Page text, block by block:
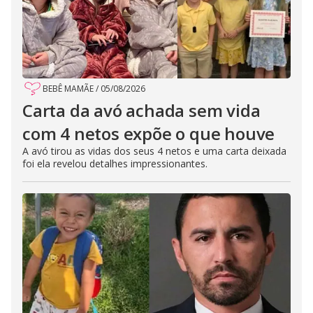
BEBÊ MAMÃE/ 05/08/2026
Carta da avó achada sem vida
com 4 netos expõe o que houve
A avó tirou as vidas dos seus 4 netos e uma carta deixada
foi ela revelou detalhes impressionantes.